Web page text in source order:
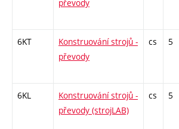
převody
6KT
Konstruování strojů -
převody
cs 5
6KL
Konstruování strojů -
převody (strojLAB)
cs 5